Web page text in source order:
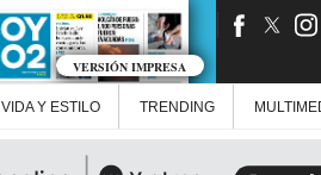
VERSIÓN IMPRESA
VIDA Y ESTILO TRENDING